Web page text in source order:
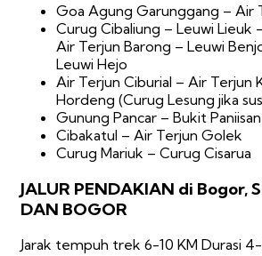
Goa Agung Garunggang – Air
Curug Cibaliung – Leuwi Lieuk
Air Terjun Barong – Leuwi
Leuwi Hejo
Air Terjun Ciburial – Air Terjun
Hordeng (Curug Lesung jika
Gunung Pancar – Bukit Paniisan
Cibakatul – Air Terjun Golek
Curug Mariuk – Curug Cisarua
JALUR PENDAKIAN di Bogor,
DAN BOGOR
Jarak tempuh trek 6-10 KM Durasi 4-